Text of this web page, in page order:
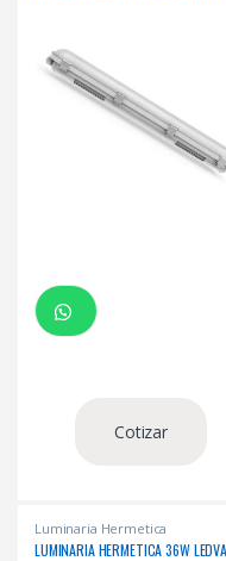
Cotizar
Luminaria Hermetica
LUMINARIA HERMETICA 36W